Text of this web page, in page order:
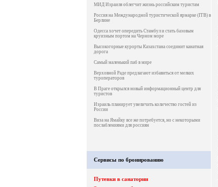
МИД Израиля облегчит жизнь российским туристам
Россия на Международной туристической ярмарке (ITB) в
Берлине
Одесса хочет опередить Стамбул и стать базовым
круизным портом на Черном море
Высокогорные курорты Казахстана соединит канатная
дорога
Самый маленький паб в мире
Верховной Раде предлагают избавиться от мелких
туроператоров
В Праге открылся новый информационный центр для
туристов
Израиль планирует увеличить количество гостей из
России
Виза на Ямайку все же потребуется, но с некоторыми
послаблениями для россиян
Сервисы по бронированию
Путевки в санатории